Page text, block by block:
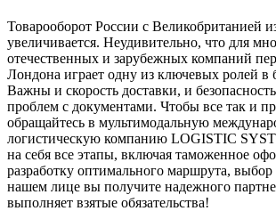
Товарооборот России с Великобританией
увеличивается. Неудивительно, что для
отечественных и зарубежных компаний
Лондона играет одну из ключевых ролей в
Важны и скорость доставки, и
проблем с документами. Чтобы все так и
обращайтесь в мультимодальную
логистическую компанию LOGISTIC
на себя все этапы, включая таможенное
разработку оптимального маршрута, выбор
нашем лице вы получите надежного
выполняет взятые обязательства!